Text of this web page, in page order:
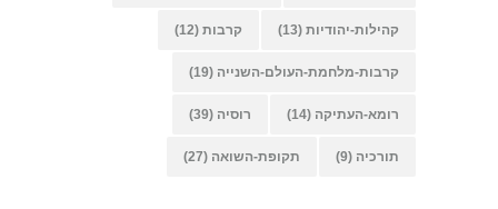
קהילות-יהודיות (13) קרבות (12)
קרבות-מלחמת-העולם-השנייה (19)
רומא-העתיקה (14) רוסיה (39)
תורכיה (9) תקופת-השואה (27)